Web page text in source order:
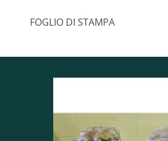
FOGLIO DI STAMPA